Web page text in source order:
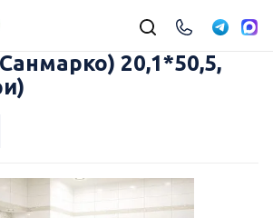
20,1*50,5,